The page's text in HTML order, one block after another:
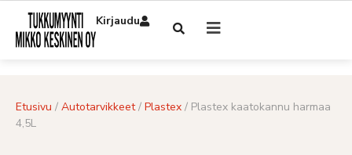
Kirjaudu
Etusivu / Autotarvikkeet/ Plastex / Plastex kaatokannu harmaa
4,5L